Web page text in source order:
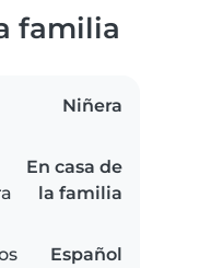
familia
Niñera
En casa de
la familia
Español